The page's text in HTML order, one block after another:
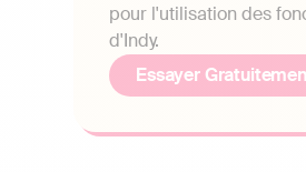
pour l'utilisation des
d'Indy.
Essayer